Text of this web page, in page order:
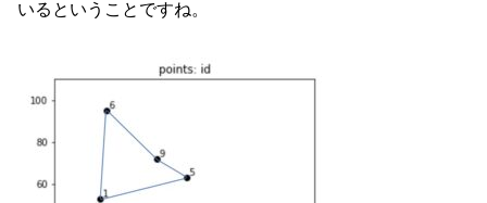
いるということですね。